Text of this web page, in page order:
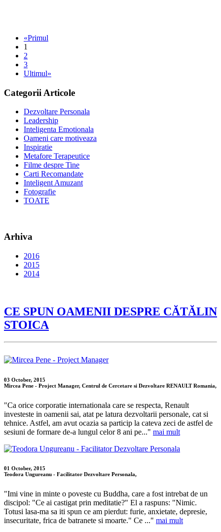
«Primul
1
2
3
Ultimul»
Categorii Articole
Dezvoltare Personala
Leadership
Inteligenta Emotionala
Oameni care motiveaza
Inspiratie
Metafore Terapeutice
Filme despre Tine
Carti Recomandate
Inteligent Amuzant
Fotografie
TOATE
Arhiva
2016
2015
2014
CE SPUN OAMENII DESPRE CĂTĂLIN
STOICA
03 October, 2015
Mircea Pene - Project Manager, Centrul de Cercetare si Dezvoltare RENAULT Romania,
"Ca orice corporatie internationala care se respecta, Renault
investeste in oamenii sai, atat pe latura dezvoltarii personale, cat si
tehnice. Astfel, am avut ocazia sa particip la cateva zeci de astfel de
sesiuni de formare de-a lungul celor 8 ani pe..." mai mult
01 October, 2015
Teodora Ungureanu - Facilitator Dezvoltare Personala,
"Imi vine in minte o poveste cu Buddha, care a fost intrebat de un
discipol: "Ce ai castigat prin meditatie?" El a raspuns: "Nimic.
Totusi lasa-ma sa iti spun ce am pierdut: furie, anxietate, depresie,
insecuritate, frica de batranete si moarte." Ce ..." mai mult